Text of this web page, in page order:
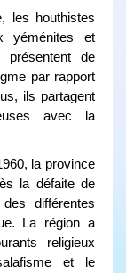
les houthistes
yéménites et
de
par rapport
ils partagent
avec la
la province
la défaite de
différentes
La région a
religieux
et le